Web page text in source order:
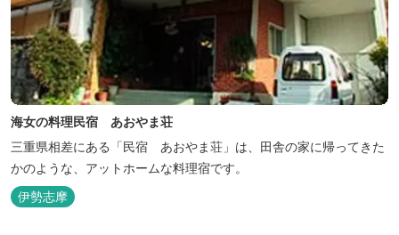
海女の料理民宿 あおやま荘
三重県相差にある「民宿 あおやま荘」は、田舎の家に帰ってきた
かのような、アットホームな料理宿です。
伊勢志摩